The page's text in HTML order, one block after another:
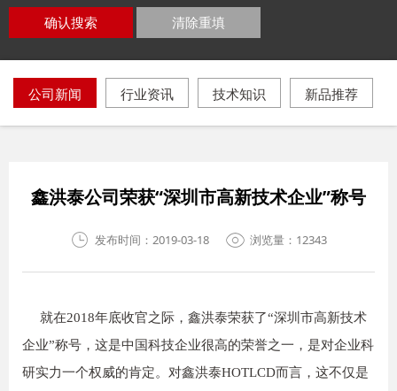
确认搜索 清除重填
公司新闻 行业资讯 技术知识 新品推荐
鑫洪泰公司荣获“深圳市高新技术企业”称号
发布时间：2019-03-18 浏览量：12343
就在2018年底收官之际，鑫洪泰荣获了“深圳市高新技术
企业”称号，这是中国科技企业很高的荣誉之一，是对企业科
研实力一个权威的肯定。对鑫洪泰HOTLCD而言，这不仅是